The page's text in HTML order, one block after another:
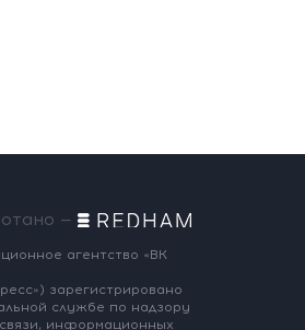
—
агентство «ВК
зарегистрировано
службе по надзору
информационных